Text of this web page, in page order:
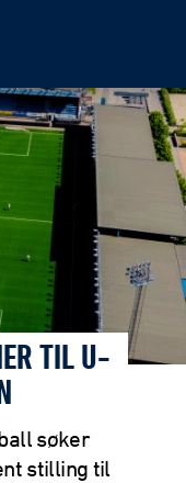
TIL U-
søker
stilling til